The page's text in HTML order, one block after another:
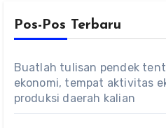
Pos-Pos Terbaru
Buatlah tulisan pendek
ekonomi, tempat aktivitas
produksi daerah kalian